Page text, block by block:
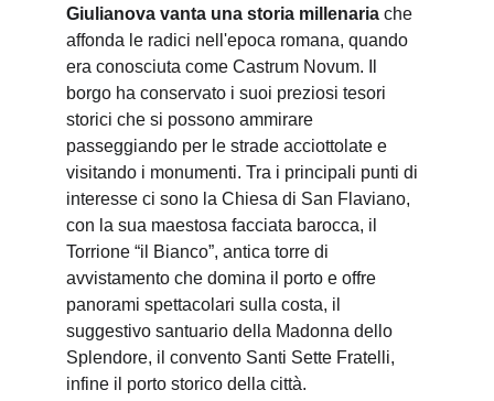
Giulianova vanta una storia millenaria che
affonda le radici nell'epoca romana, quando
era conosciuta come Castrum Novum. Il
borgo ha conservato i suoi preziosi tesori
storici che si possono ammirare
passeggiando per le strade acciottolate e
visitando i monumenti. Tra i principali punti di
interesse ci sono la Chiesa di San Flaviano,
con la sua maestosa facciata barocca, il
Torrione “il Bianco”, antica torre di
avvistamento che domina il porto e offre
panorami spettacolari sulla costa, il
suggestivo santuario della Madonna dello
Splendore, il convento Santi Sette Fratelli,
infine il porto storico della città.